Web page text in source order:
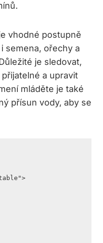
vhodné postupně
semena, ořechy a
je sledovat,
a upravit
mláděte je také
přísun vody, aby se